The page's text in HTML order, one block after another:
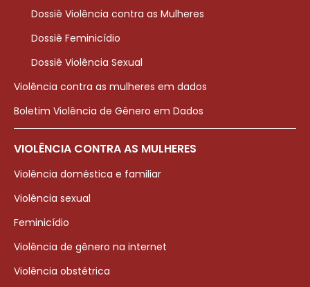
Dossiê Violência contra as Mulheres
Dossiê Feminicídio
Dossiê Violência Sexual
Violência contra as mulheres em dados
Boletim Violência de Gênero em Dados
VIOLÊNCIA CONTRA AS MULHERES
Violência doméstica e familiar
Violência sexual
Feminicídio
Violência de gênero na internet
Violência obstétrica